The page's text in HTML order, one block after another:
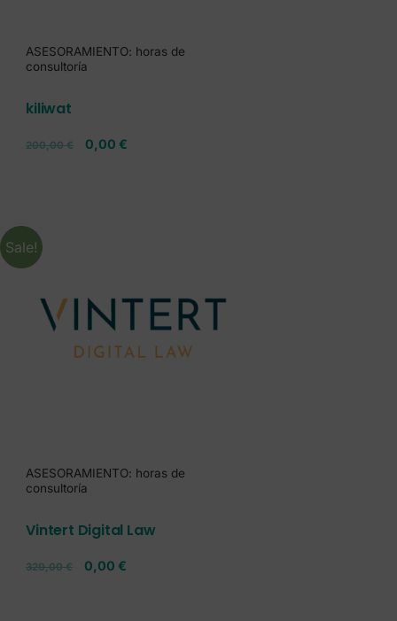
ASESORAMIENTO: horas de
consultoría
kiliwat
200,00€ 0,00 €
Sale!
ASESORAMIENTO: horas de
consultoría
Vintert Digital Law
320,00€ 0,00 €